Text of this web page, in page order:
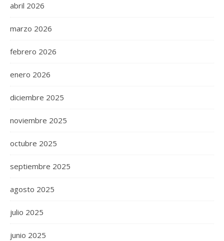
abril 2026
marzo 2026
febrero 2026
enero 2026
diciembre 2025
noviembre 2025
octubre 2025
septiembre 2025
agosto 2025
julio 2025
junio 2025